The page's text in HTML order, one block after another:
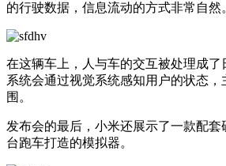
的行驶数据，信息流动的方式非常自然
在这辆车上，人与车的交互被处理成了
系统会通过视觉系统感知用户的状态
围。
发布会的最后，小米还展示了一款配
台跑车打造的模拟器。